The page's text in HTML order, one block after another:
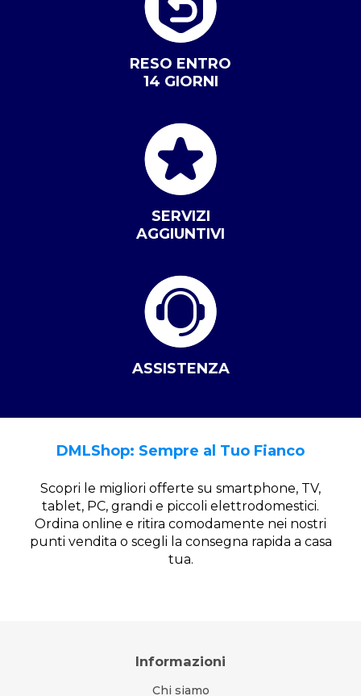
RESO ENTRO
14 GIORNI
SERVIZI
AGGIUNTIVI
ASSISTENZA
DMLShop: Sempre al Tuo Fianco
Scopri le migliori offerte su smartphone, TV,
tablet, PC, grandi e piccoli elettrodomestici.
Ordina online e ritira comodamente nei nostri
punti vendita o scegli la consegna rapida a casa
tua.
Informazioni
Chi siamo